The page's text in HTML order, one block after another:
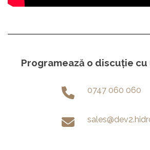
Programează o discuție
0747 060 060